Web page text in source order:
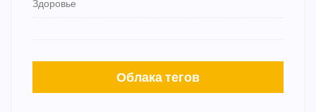
Здоровье
Облака тегов